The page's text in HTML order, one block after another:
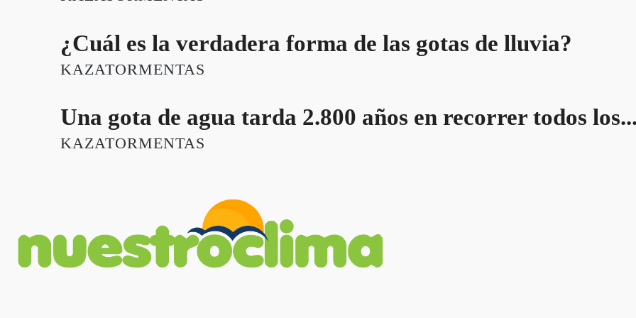
¿Cuál es la verdadera forma de las gotas de lluvia?
KAZATORMENTAS
Una gota de agua tarda 2.800 años en recorrer todos
KAZATORMENTAS